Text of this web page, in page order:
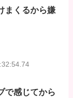
まくるから嫌
で感じてから